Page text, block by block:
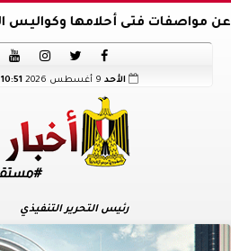
أحلامها وكواليس المسابقة




الأحد 10:51 صـ
رئيس التحرير التنفيذي